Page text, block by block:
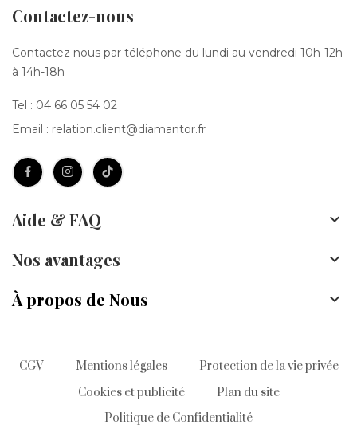
Contactez-nous
Contactez nous par téléphone du lundi au vendredi 10h-12h
à 14h-18h
Tel : 04 66 05 54 02
Email : relation.client@diamantor.fr
Aide & FAQ 
Nos avantages 
À propos de Nous 
CGV Mentions légales
Protection de la vie privée
Cookies et publicité
Plan du site
Politique de Confidentialité